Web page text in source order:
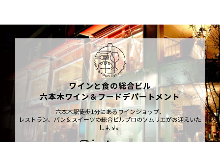
ワインと食の総合ビル
六本木ワイン＆フードデパートメント
六本木駅徒歩1分にあるワインショップ、
レストラン、パン＆スイーツの総合ビルプロのソムリエがお迎えいた
します。